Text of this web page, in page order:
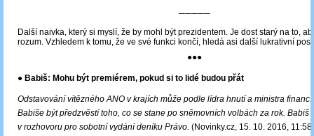
─────
Další naivka, který si myslí, že by mohl být prezidentem. Je dost starý na to,
rozum. Vzhledem k tomu, že ve své funkci končí, hledá asi další lukrativní
●●●
● Babiš: Mohu být premiérem, pokud si to lidé budou přát
Odstavování vítězného ANO v krajích může podle lídra hnutí a ministra
Babiše být předzvěstí toho, co se stane po sněmovních volbách za rok. Babiš
v rozhovoru pro sobotní vydání deníku Právo. (Novinky.cz, 15. 10. 2016, 11:58)